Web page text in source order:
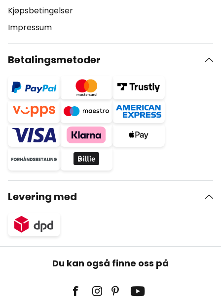
Kjøpsbetingelser
Impressum
Betalingsmetoder
Levering med
Du kan også finne oss på